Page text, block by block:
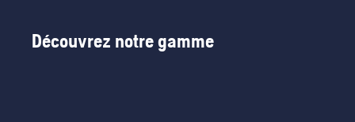
Découvrez notre gamme